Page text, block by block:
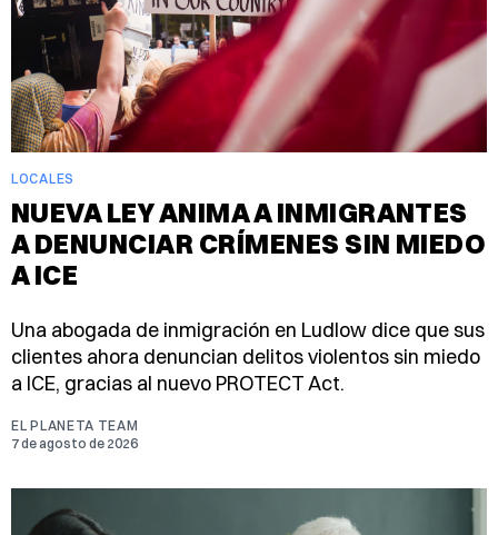
LOCALES
NUEVA LEY ANIMA A INMIGRANTES
A DENUNCIAR CRÍMENES SIN MIEDO
A ICE
Una abogada de inmigración en Ludlow dice que sus
clientes ahora denuncian delitos violentos sin miedo
a ICE, gracias al nuevo PROTECT Act.
EL PLANETA TEAM
7 de agosto de 2026